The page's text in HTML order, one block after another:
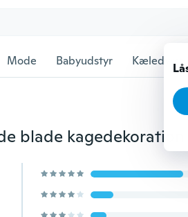
Mode Babyudstyr